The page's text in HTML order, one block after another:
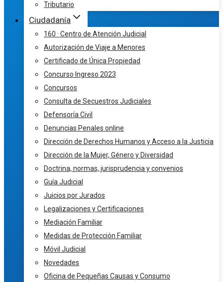
Tributario
Ciudadanía
160 · Centro de Atención Judicial
Autorización de Viaje a Menores
Certificado de Única Propiedad
Concurso Ingreso 2023
Concursos
Consulta de Secuestros Judiciales
Defensoría Civil
Denuncias Penales online
Dirección de Derechos Humanos y Acceso a la Justicia
Dirección de la Mujer, Género y Diversidad
Doctrina, normas, jurisprudencia y convenios
Guía Judicial
Juicios por Jurados
Legalizaciones y Certificaciones
Mediación Familiar
Medidas de Protección Familiar
Móvil Judicial
Novedades
Oficina de Pequeñas Causas y Consumo